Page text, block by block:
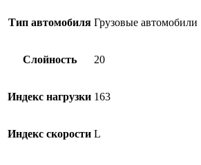
Тип автомобиля Грузовые автомобили
Слойность 20
Индекс нагрузки 163
Индекс скорости L